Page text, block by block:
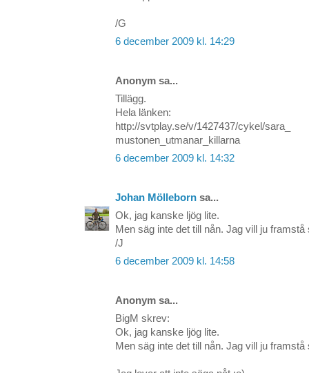
/G
6 december 2009 kl. 14:29
Anonym sa...
Tillägg.
Hela länken:
http://svtplay.se/v/1427437/cykel/sara_
mustonen_utmanar_killarna
6 december 2009 kl. 14:32
Johan Mölleborn sa...
Ok, jag kanske ljög lite.
Men säg inte det till nån. Jag vill ju
/J
6 december 2009 kl. 14:58
Anonym sa...
BigM skrev:
Ok, jag kanske ljög lite.
Men säg inte det till nån. Jag vill ju